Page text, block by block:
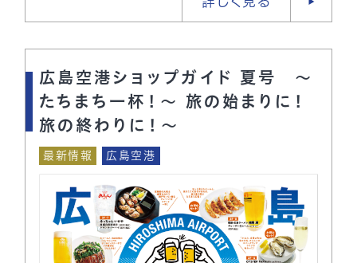
広島空港ショップガイド 夏号 ～
たちまち一杯！～ 旅の始まりに！
旅の終わりに！～
最新情報 広島空港